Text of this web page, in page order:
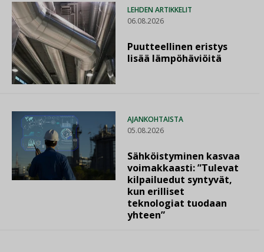
LEHDEN ARTIKKELIT
06.08.2026
Puutteellinen eristys
lisää lämpöhäviöitä
AJANKOHTAISTA
05.08.2026
Sähköistyminen kasvaa
voimakkaasti: ”Tulevat
kilpailuedut syntyvät,
kun erilliset
teknologiat tuodaan
yhteen”